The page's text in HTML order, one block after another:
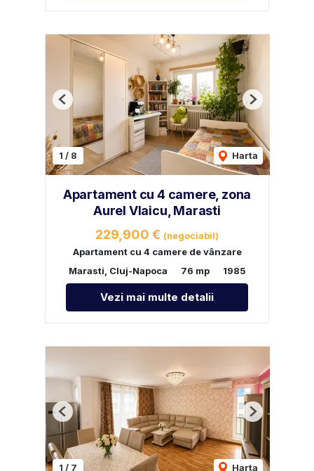
1 / 8 Harta
Previous Next
Apartament cu 4 camere, zona
Aurel Vlaicu, Marasti
229,900 € (negociabil)
Apartament cu 4 camere de vânzare
Marasti, Cluj-Napoca
76 mp 1985
Vezi mai multe detalii
1 / 7 Harta
Previous Next